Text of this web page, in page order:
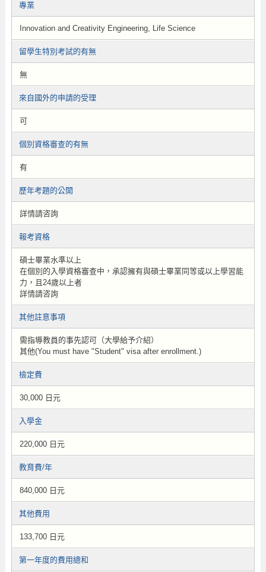
專業
Innovation and Creativity Engineering, Life Science
留學生特別考試的有無
無
來自國外的申請的受理
可
個別資格審查的有無
有
歷年考題的公開
詳情請咨詢
報考資格
碩士畢業水準以上
在個別的入學資格審查中，承認擁有與碩士畢業同等或以上學習能
力，且24歲以上者
詳情請咨詢
其他註意事項
需指導教員的事先認可（大學給予介紹）
其他(You must have "Student" visa after enrollment.)
檢定費
30,000 日元
入學金
220,000 日元
教育費/年
840,000 日元
其他費用
133,700 日元
第一年度的費用總和